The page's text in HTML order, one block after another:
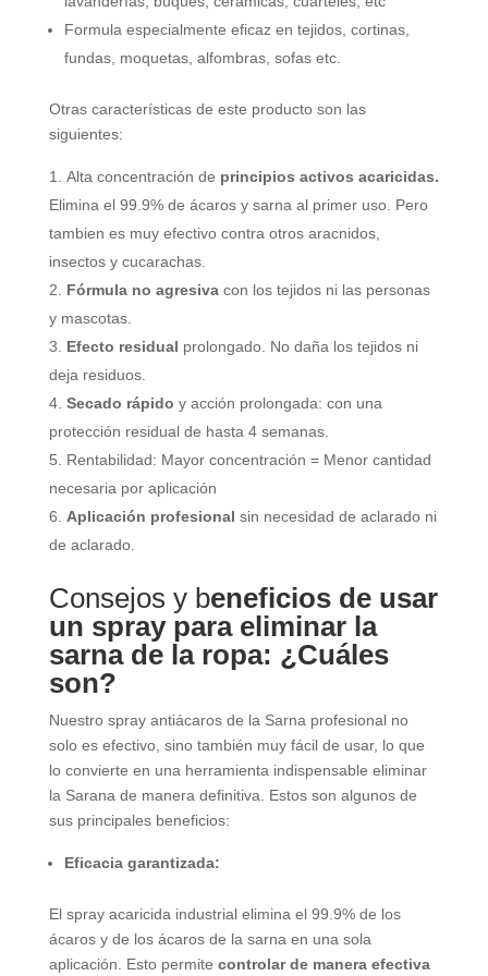
Formula especialmente eficaz en tejidos, cortinas,
fundas, moquetas, alfombras, sofas etc.
Otras características de este producto son las
siguientes:
Alta concentración de principios activos acaricidas.
Elimina el 99.9% de ácaros y sarna al primer uso. Pero
tambien es muy efectivo contra otros aracnidos,
insectos y cucarachas.
Fórmula no agresivacon los tejidos ni las personas
y mascotas.
Efecto residual prolongado. No daña los tejidos ni
deja residuos.
Secado rápido y acción prolongada: con una
protección residual de hasta 4 semanas.
Rentabilidad: Mayor concentración = Menor cantidad
necesaria por aplicación
Aplicación profesional sin necesidad de aclarado ni
de aclarado.
Consejos y beneficios de usar
un spray para eliminar la
sarna de la ropa: ¿Cuáles
son?
Nuestro spray antiácaros de la Sarna profesional no
solo es efectivo, sino también muy fácil de usar, lo que
lo convierte en una herramienta indispensable eliminar
la Sarana de manera definitiva. Estos son algunos de
sus principales beneficios:
Eficacia garantizada:
El spray acaricida industrial elimina el 99.9% de los
ácaros y de los ácaros de la sarna en una sola
aplicación. Esto permite controlar de manera efectiva